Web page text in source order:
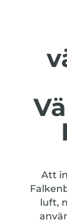
Att
luft,